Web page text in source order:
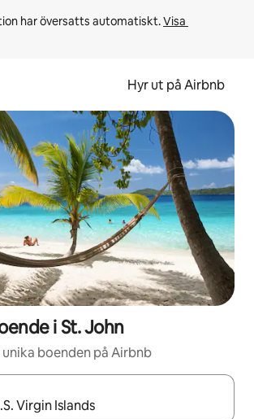
har översatts automatiskt. Visa
Hyr ut på Airbnb
i St. John
boenden på Airbnb
tillgängliga kan du navigera med upp- och